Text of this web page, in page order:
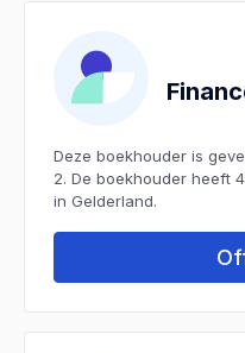
Deze boekhouder is
2. De boekhouder heeft
in Gelderland.